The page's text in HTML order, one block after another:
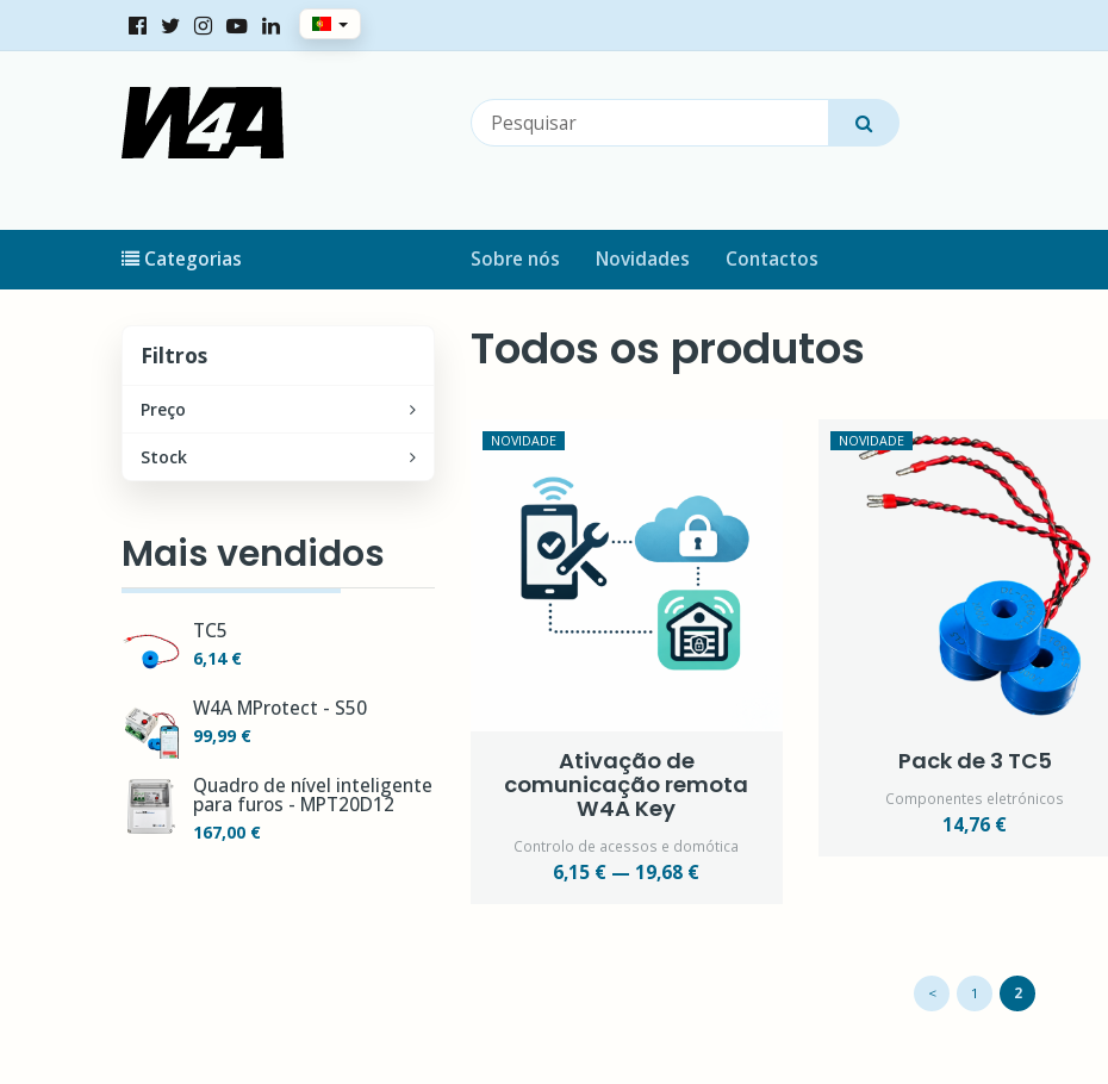
Sobre nós Novidades Contactos
Categorias
Filtros
Preço
Stock
Mais vendidos
TC5
6,14 €
W4A MProtect - S50
99,99 €
Quadro de nível inteligente
para furos - MPT20D12
167,00 €
Todos os produtos
NOVIDADE
Ativação de
comunicação remota
W4A Key
Controlo de acessos e domótica
6,15 € — 19,68 €
NOVIDADE
Pack de 3 TC5
Componentes eletrónicos
14,76 €
< 1 2